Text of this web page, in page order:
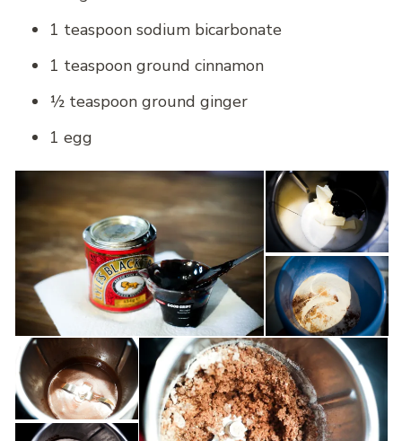
1 teaspoon sodium bicarbonate
1 teaspoon ground cinnamon
½ teaspoon ground ginger
1 egg